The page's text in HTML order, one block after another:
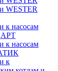
WESTER
к насосам
к насосам
к